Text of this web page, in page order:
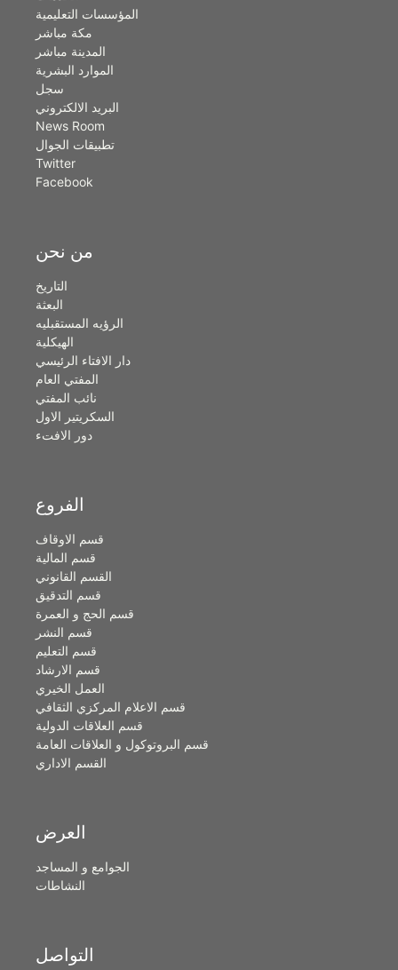
المؤسسات التعليمية
مكة مباشر
المدينة مباشر
الموارد البشرية
سجل
البريد الالكتروني
News Room
تطبيقات الجوال
Twitter
Facebook
من نحن
التاريخ
البعثة
الرؤيه المستقبليه
الهيكلية
دار الافتاء الرئيسي
المفتي العام
نائب المفتي
السكريتير الاول
دور الافتء
الفروع
قسم الاوقاف
قسم المالية
القسم القانوني
قسم التدقيق
قسم الحج و العمرة
قسم النشر
قسم التعليم
قسم الارشاد
العمل الخيري
قسم الاعلام المركزي الثقافي
قسم العلاقات الدولية
قسم البروتوكول و العلاقات العامة
القسم الاداري
العرض
الجوامع و المساجد
النشاطات
التواصل